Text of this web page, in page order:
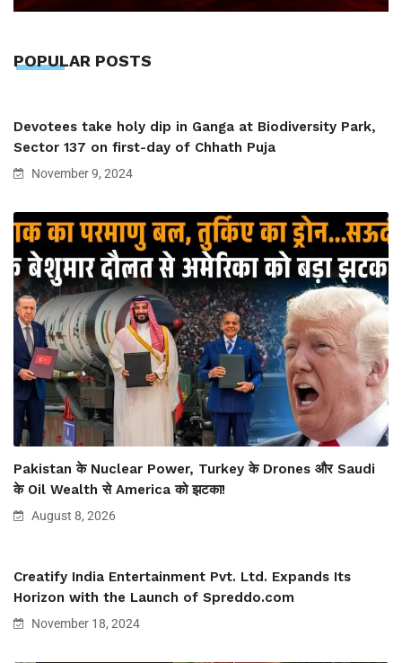
POPULAR POSTS
Devotees take holy dip in Ganga at Biodiversity Park,
Sector 137 on first-day of Chhath Puja
November 9, 2024
Pakistan के Nuclear Power, Turkey के Drones और Saudi
के Oil Wealth से America को झटका!
August 8, 2026
Creatify India Entertainment Pvt. Ltd. Expands Its
Horizon with the Launch of Spreddo.com
November 18, 2024